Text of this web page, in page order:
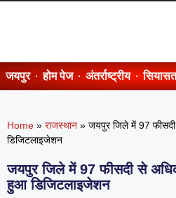
जयपुर होम पेज अंतर्राष्ट्रीय सियासत
Home » राजस्थान » जयपुर जिले में 97
डिजिटलाइजेशन
जयपुर जिले में 97 फीसदी से
हुआ डिजिटलाइजेशन